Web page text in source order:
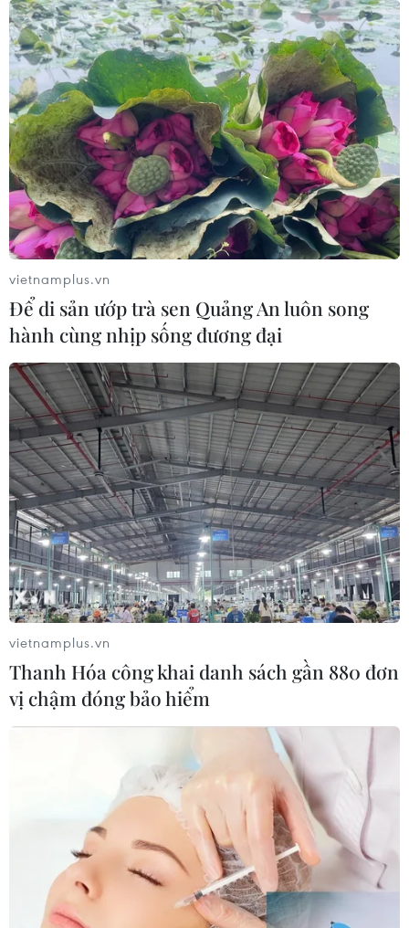
TIN CÙNG CHUYÊN MỤC
Cuộc tìm kiếm và vá lại những 'trái
tim lỗi '
vietnamplus.vn
Để di sản ướp trà sen Quảng An luôn song
hành cùng nhịp sống đương đại
vietnamplus.vn
Thanh Hóa công khai danh sách gần 880 đơn
vị chậm đóng bảo hiểm